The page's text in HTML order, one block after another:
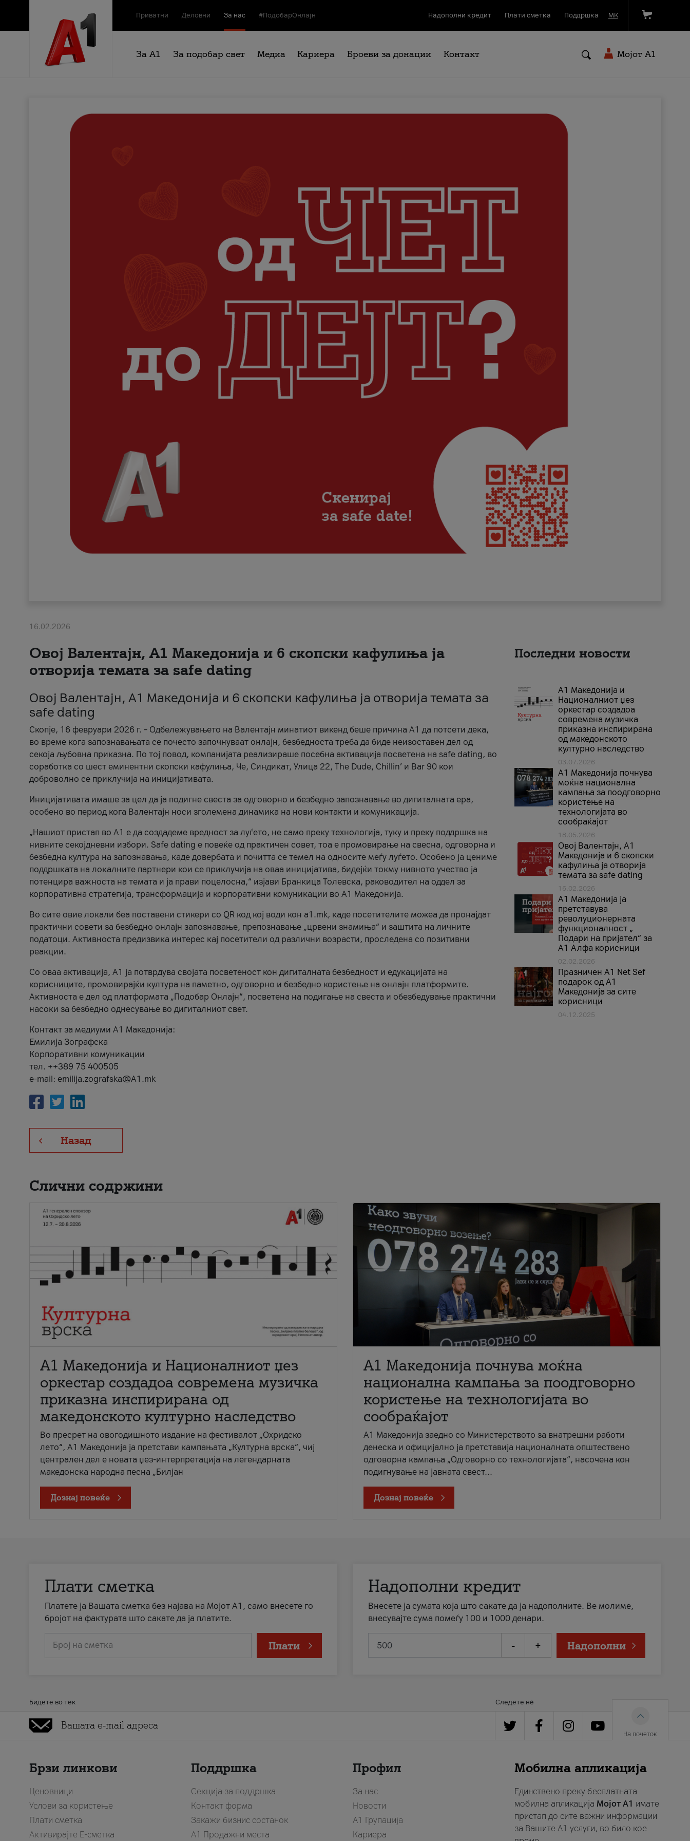
Приватни Деловни За нас #ПодобарОнлајн Надополни кредит Плати сметка Поддршка МК
За А1 За подобар свет Медиа Кариера Броеви за донации Контакт Мојот A1
16.02.2026
Овој Валентајн, A1 Македонија и 6 скопски кафулиња ја
отворија темата за safe dating
Овој Валентајн, A1 Македонија и 6 скопски кафулиња ја отворија темата за
safe dating
Скопје, 16 февруари 2026 г. – Одбележувањето на Валентајн минатиот викенд беше причина А1 да потсети дека,
во време кога запознавањата се почесто започнуваат онлајн, безбедноста треба да биде неизоставен дел од
секоја љубовна приказна. По тој повод, компанијата реализираше посебна активација посветена на safe dating, во
соработка со шест еминентни скопски кафулиња, Че, Синдикат, Улица 22, The Dude, Chillin’ и Bar 90 кои
доброволно се приклучија на иницијативата.
Иницијативата имаше за цел да ја подигне свеста за одговорно и безбедно запознавање во дигиталната ера,
особено во период кога Валентајн носи зголемена динамика на нови контакти и комуникација.
„Нашиот пристап во А1 е да создадеме вредност за луѓето, не само преку технологија, туку и преку поддршка на
нивните секојдневни избори. Safe dating е повеќе од практичен совет, тоа е промовирање на свесна, одговорна и
безбедна култура на запознавања, каде довербата и почитта се темел на односите меѓу луѓето. Особено ја цениме
поддршката на локалните партнери кои се приклучија на оваа иницијатива, бидејќи токму нивното учество ја
потенцира важноста на темата и ја прави поцелосна,“ изјави Бранкица Толевска, раководител на оддел за
корпоративна стратегија, трансформација и корпоративни комуникации во А1 Македонија.
Во сите овие локали беа поставени стикери со QR код кој води кон a1.mk, каде посетителите можеа да пронајдат
практични совети за безбедно онлајн запознавање, препознавање „црвени знамиња“ и заштита на личните
податоци. Активноста предизвика интерес кај посетители од различни возрасти, проследена со позитивни
реакции.
Со оваа активација, А1 ја потврдува својата посветеност кон дигиталната безбедност и едукацијата на
корисниците, промовирајќи култура на паметно, одговорно и безбедно користење на онлајн платформите.
Активноста е дел од платформата „Подобар Онлајн“, посветена на подигање на свеста и обезбедување практични
насоки за безбедно однесување во дигиталниот свет.
Контакт за медиуми А1 Македонија:
Емилија Зографска
Корпоративни комуникации
тел. ++389 75 400505
e-mail: emilija.zografska@A1.mk
Назад
Последни новости
А1 Македонија и
Националниот џез
оркестар создадоа
современа музичка
приказна инспирирана
од македонското
културно наследство
03.07.2026
A1 Македонија почнува
моќна национална
кампања за поодговорно
користење на
технологијата во
сообраќајот
18.05.2026
Овој Валентајн, A1
Македонија и 6 скопски
кафулиња ја отворија
темата за safe dating
16.02.2026
А1 Македонија ја
претставува
револуционерната
функционалност „
Подари на пријател“ за
А1 Алфа корисници
02.02.2026
Празничен A1 Net Sеf
подарок од А1
Македонија за сите
корисници
04.12.2025
Слични содржини
А1 Македонија и Националниот џез
оркестар создадоа современа музичка
приказна инспирирана од
македонското културно наследство
Во пресрет на овогодишното издание на фестивалот „Охридско
лето“, А1 Македонија ја претстави кампањата „Културна врска“, чиј
централен дел е новата џез-интерпретација на легендарната
македонска народна песна „Билјан
Дознај повеќе
A1 Македонија почнува моќна
национална кампања за поодговорно
користење на технологијата во
сообраќајот
A1 Македонија заедно со Министерството за внатрешни работи
денеска и официјално ја претставија националната општествено
одговорна кампања „Одговорно со технологијата“, насочена кон
подигнување на јавната свест...
Дознај повеќе
Плати сметка
Платете ја Вашата сметка без најава на Мојот А1, само внесете го
бројот на фактурата што сакате да ја платите.
Број на сметка Плати
Надополни кредит
Внесете ја сумата која што сакате да ја надополните. Ве молиме,
внесувајте сума помеѓу 100 и 1000 денари.
- + Надополни
Бидете во тек Следете нè
На почеток
Брзи линкови
Ценовници
Услови за користење
Плати сметка
Активирајте Е-сметка
Поддршка
Секција за поддршка
Контакт форма
Закажи бизнис состанок
A1 Продажни места
Профил
За нас
Новости
А1 Групација
Кариера
Мобилна апликација
Единствено преку бесплатната
мобилна апликација Мојот A1 имате
пристап до сите важни информации
за Вашите A1 услуги, во било кое